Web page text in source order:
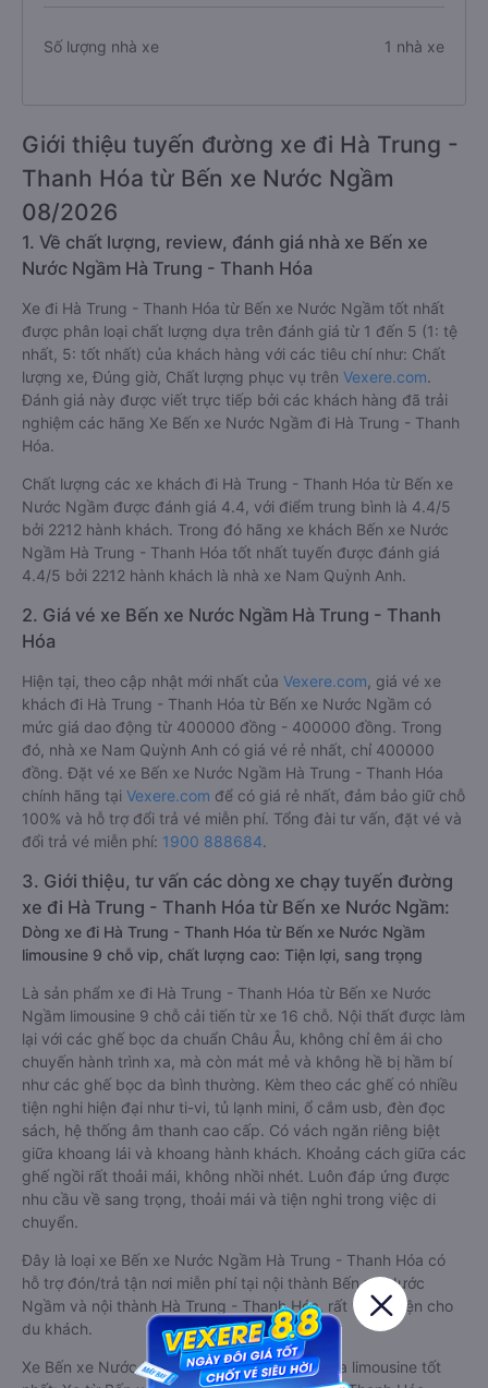
Số lượng nhà xe 1 nhà xe
Giới thiệu tuyến đường xe đi Hà Trung -
Thanh Hóa từ Bến xe Nước Ngầm
08/2026
1. Về chất lượng, review, đánh giá nhà xe Bến xe
Nước Ngầm Hà Trung - Thanh Hóa
Xe đi Hà Trung - Thanh Hóa từ Bến xe Nước Ngầm tốt nhất
được phân loại chất lượng dựa trên đánh giá từ 1 đến 5 (1: tệ
nhất, 5: tốt nhất) của khách hàng với các tiêu chí như: Chất
lượng xe, Đúng giờ, Chất lượng phục vụ trên Vexere.com.
Đánh giá này được viết trực tiếp bởi các khách hàng đã trải
nghiệm các hãng Xe Bến xe Nước Ngầm đi Hà Trung - Thanh
Hóa.
Chất lượng các xe khách đi Hà Trung - Thanh Hóa từ Bến xe
Nước Ngầm được đánh giá 4.4, với điểm trung bình là 4.4/5
bởi 2212 hành khách. Trong đó hãng xe khách Bến xe Nước
Ngầm Hà Trung - Thanh Hóa tốt nhất tuyến được đánh giá
4.4/5 bởi 2212 hành khách là nhà xe Nam Quỳnh Anh.
2. Giá vé xe Bến xe Nước Ngầm Hà Trung - Thanh
Hóa
Hiện tại, theo cập nhật mới nhất của Vexere.com , giá vé xe
khách đi Hà Trung - Thanh Hóa từ Bến xe Nước Ngầm có
mức giá dao động từ 400000 đồng - 400000 đồng. Trong
đó, nhà xe Nam Quỳnh Anh có giá vé rẻ nhất, chỉ 400000
đồng. Đặt vé xe Bến xe Nước Ngầm Hà Trung - Thanh Hóa
chính hãng tại Vexere.com để có giá rẻ nhất, đảm bảo giữ chỗ
100% và hỗ trợ đổi trả vé miễn phí. Tổng đài tư vấn, đặt vé và
đổi trả vé miễn phí: 1900 888684.
3. Giới thiệu, tư vấn các dòng xe chạy tuyến đường
xe đi Hà Trung - Thanh Hóa từ Bến xe Nước Ngầm:
Dòng xe đi Hà Trung - Thanh Hóa từ Bến xe Nước Ngầm
limousine 9 chỗ vip, chất lượng cao: Tiện lợi, sang trọng
Là sản phẩm xe đi Hà Trung - Thanh Hóa từ Bến xe Nước
Ngầm limousine 9 chỗ cải tiến từ xe 16 chỗ. Nội thất được làm
lại với các ghế bọc da chuẩn Châu Âu, không chỉ êm ái cho
chuyến hành trình xa, mà còn mát mẻ và không hề bị hầm bí
như các ghế bọc da bình thường. Kèm theo các ghế có nhiều
tiện nghi hiện đại như ti-vi, tủ lạnh mini, ổ cắm usb, đèn đọc
sách, hệ thống âm thanh cao cấp. Có vách ngăn riêng biệt
giữa khoang lái và khoang hành khách. Khoảng cách giữa các
ghế ngồi rất thoải mái, không nhồi nhét. Luôn đáp ứng được
nhu cầu về sang trọng, thoải mái và tiện nghi trong việc di
chuyển.
Đây là loại xe Bến xe Nước Ngầm Hà Trung - Thanh Hóa có
hỗ trợ đón/trả tận nơi miễn phí tại nội thành Bến xe Nước
Ngầm và nội thành Hà Trung - Thanh Hóa, rất thuận tiện cho
du khách.
Xe Bến xe Nước Ngầm Hà Trung - Thanh Hóa limousine tốt